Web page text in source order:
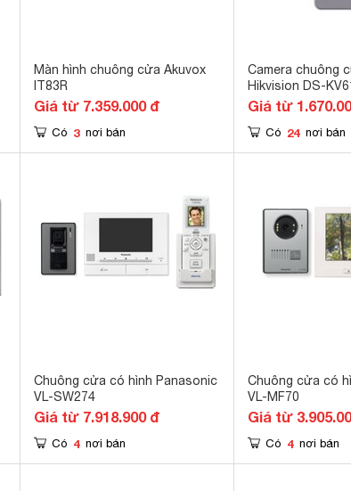
Màn hình chuông cửa Akuvox
IT83R
Giá từ 7.359.000 đ
Có 3 nơi bán
Camera chuông
Hikvision DS-
Giá từ
Có 24 nơi bán
Chuông cửa có hình Panasonic
VL-SW274
Giá từ 7.918.900 đ
Có 4 nơi bán
Chuông cửa có
VL-MF70
Giá từ
Có 4 nơi bán